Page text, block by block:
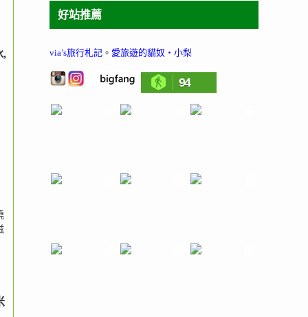
,
好站推薦
via’s旅行札記 。 愛旅遊的貓奴‧小梨
94